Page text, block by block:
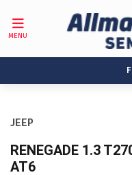
MENU
JEEP
RENEGADE 1.3
AT6